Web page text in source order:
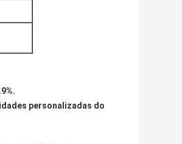
personalizadas do